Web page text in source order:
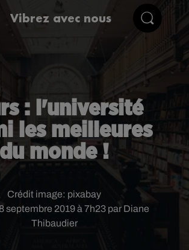
Vibrez avec nous
: l'université
les meilleures
du monde !
septembre 2019 à 7h23 par Diane
Thibaudier
Crédit image: pixabay